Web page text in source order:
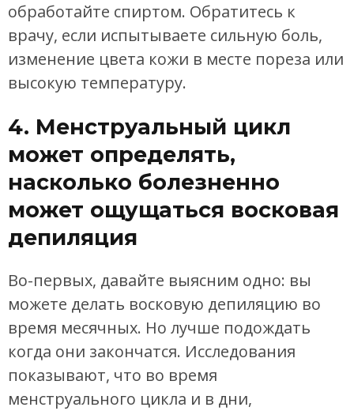
обработайте спиртом. Обратитесь к
врачу, если испытываете сильную боль,
изменение цвета кожи в месте пореза или
высокую температуру.
4. Менструальный цикл
может определять,
насколько болезненно
может ощущаться восковая
депиляция
Во-первых, давайте выясним одно: вы
можете делать восковую депиляцию во
время месячных. Но лучше подождать
когда они закончатся. Исследования
показывают, что во время
менструального цикла и в дни,